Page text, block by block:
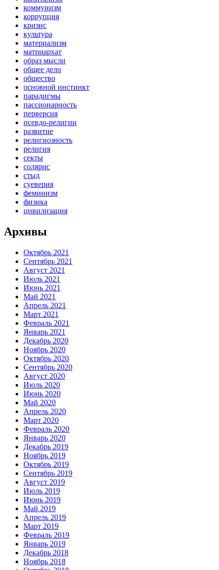
коммунизм
коррупция
кризис
культура
материализм
матриархат
образ мысли
общее дело
общество
основной инстинкт
парадигмы
пассионарность
перверсия
псевдо-религии
развитие
религиозность
религия
секты
солярис
стыд
суеверия
феминизм
физика
цивилизация
Архивы
Октябрь 2021
Сентябрь 2021
Август 2021
Июль 2021
Июнь 2021
Май 2021
Апрель 2021
Март 2021
Февраль 2021
Январь 2021
Декабрь 2020
Ноябрь 2020
Октябрь 2020
Сентябрь 2020
Август 2020
Июль 2020
Июнь 2020
Май 2020
Апрель 2020
Март 2020
Февраль 2020
Январь 2020
Декабрь 2019
Ноябрь 2019
Октябрь 2019
Сентябрь 2019
Август 2019
Июль 2019
Июнь 2019
Май 2019
Апрель 2019
Март 2019
Февраль 2019
Январь 2019
Декабрь 2018
Ноябрь 2018